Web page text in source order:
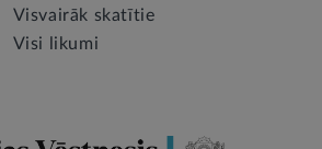
Visvairāk skatītie
Visi likumi